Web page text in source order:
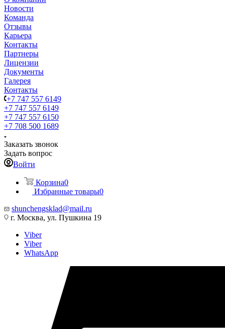
Новости
Команда
Отзывы
Карьера
Контакты
Партнеры
Лицензии
Документы
Галерея
Контакты
+7 747 557 6149
+7 747 557 6149
+7 747 557 6150
+7 708 500 1689
Заказать звонок
Задать вопрос
Войти
Корзина0
Избранные товары0
shunchengsklad@mail.ru
г. Москва, ул. Пушкина 19
Viber
Viber
WhatsApp